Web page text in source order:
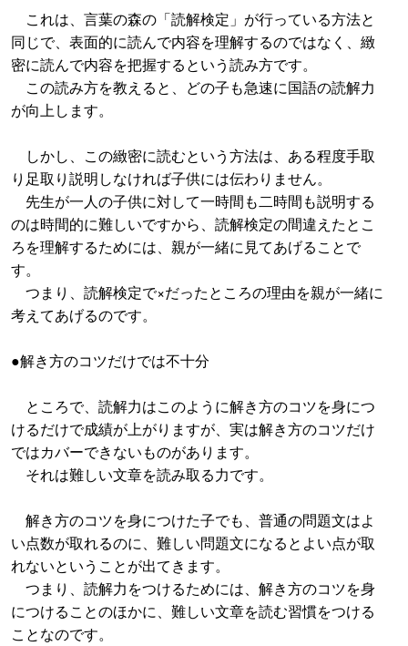
これは、言葉の森の「読解検定」が行っている方法と
同じで、表面的に読んで内容を理解するのではなく、緻
密に読んで内容を把握するという読み方です。
この読み方を教えると、どの子も急速に国語の読解力
が向上します。
しかし、この緻密に読むという方法は、ある程度手取
り足取り説明しなければ子供には伝わりません。
先生が一人の子供に対して一時間も二時間も説明する
のは時間的に難しいですから、読解検定の間違えたとこ
ろを理解するためには、親が一緒に見てあげることで
す。
つまり、読解検定で×だったところの理由を親が一緒に
考えてあげるのです。
●解き方のコツだけでは不十分
ところで、読解力はこのように解き方のコツを身につ
けるだけで成績が上がりますが、実は解き方のコツだけ
ではカバーできないものがあります。
それは難しい文章を読み取る力です。
解き方のコツを身につけた子でも、普通の問題文はよ
い点数が取れるのに、難しい問題文になるとよい点が取
れないということが出てきます。
つまり、読解力をつけるためには、解き方のコツを身
につけることのほかに、難しい文章を読む習慣をつける
ことなのです。